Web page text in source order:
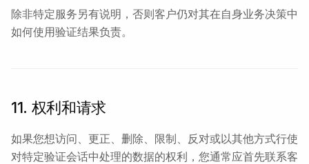
除非特定服务另有说明，否则客户仍对其在自身业务决策中
如何使用验证结果负责。
11. 权利和请求
如果您想访问、更正、删除、限制、反对或以其他方式行使
对特定验证会话中处理的数据的权利，您通常应首先联系客